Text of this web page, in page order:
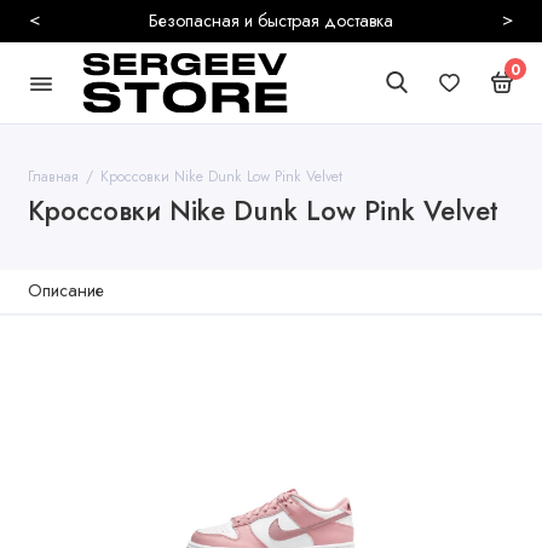
Безопасная и быстрая доставка
< >
0
Главная Кроссовки Nike Dunk Low Pink Velvet
Кроссовки Nike Dunk Low Pink Velvet
Описание